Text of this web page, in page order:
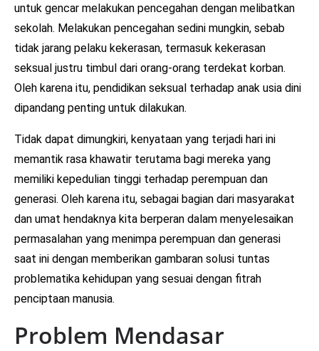
untuk gencar melakukan pencegahan dengan melibatkan
sekolah. Melakukan pencegahan sedini mungkin, sebab
tidak jarang pelaku kekerasan, termasuk kekerasan
seksual justru timbul dari orang-orang terdekat korban.
Oleh karena itu, pendidikan seksual terhadap anak usia dini
dipandang penting untuk dilakukan.
Tidak dapat dimungkiri, kenyataan yang terjadi hari ini
memantik rasa khawatir terutama bagi mereka yang
memiliki kepedulian tinggi terhadap perempuan dan
generasi. Oleh karena itu, sebagai bagian dari masyarakat
dan umat hendaknya kita berperan dalam menyelesaikan
permasalahan yang menimpa perempuan dan generasi
saat ini dengan memberikan gambaran solusi tuntas
problematika kehidupan yang sesuai dengan fitrah
penciptaan manusia.
Problem Mendasar